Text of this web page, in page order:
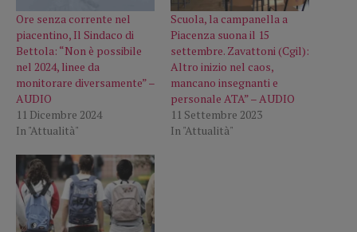
Ore senza corrente nel
piacentino, Il Sindaco di
Bettola: “Non è possibile
nel 2024, linee da
monitorare diversamente” –
AUDIO
11 Dicembre 2024
In "Attualità"
Scuola, la campanella a
Piacenza suona il 15
settembre. Zavattoni (Cgil):
Altro inizio nel caos,
mancano insegnanti e
personale ATA” – AUDIO
11 Settembre 2023
In "Attualità"